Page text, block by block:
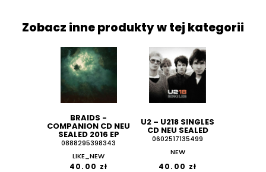
Zobacz inne produkty w tej kategorii
BRAIDS -
COMPANION CD NEU
SEALED 2016 EP
0888295398343
LIKE_NEW
40.00 zł
U2 ‎– U218 SINGLES
CD NEU SEALED
0602517135499
NEW
40.00 zł